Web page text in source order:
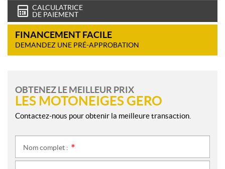
CALCULATRICE
DE PAIEMENT
FINANCEMENT FACILE
DEMANDEZ UNE PRÉ-APPROBATION
OBTENEZ LE MEILLEUR PRIX
LES MOTONEIGES GERO
Contactez-nous pour obtenir la meilleure transaction.
Nom complet :